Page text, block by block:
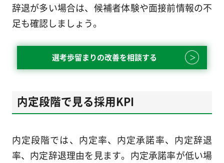
辞退が多い場合は、候補者体験や面接前情報の不
足も確認しましょう。
選考歩留まりの改善を相談する
内定段階で見る採用KPI
内定段階では、内定率、内定承諾率、内定辞退
率、内定辞退理由を見ます。内定承諾率が低い場